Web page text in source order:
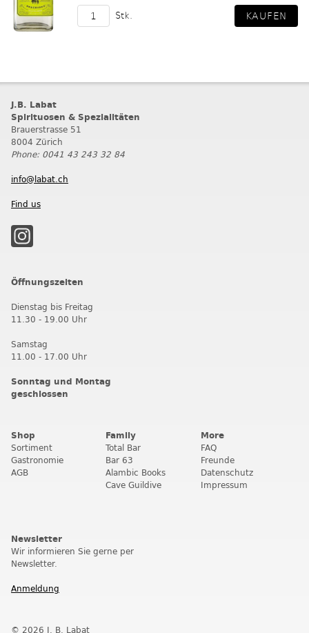
Stk.
J.B. Labat
Spirituosen & Spezialitäten
Brauerstrasse 51
8004 Zürich
Phone: 0041 43 243 32 84
info@labat.ch
Find us
Öffnungszeiten
Dienstag bis Freitag
11.30 - 19.00 Uhr
Samstag
11.00 - 17.00 Uhr
Sonntag und Montag
geschlossen
Shop
Sortiment
Gastronomie
AGB
Family
Total Bar
Bar 63
Alambic Books
Cave Guildive
More
FAQ
Freunde
Datenschutz
Impressum
Newsletter
Wir informieren Sie gerne per
Newsletter.
Anmeldung
© 2026 J. B. Labat